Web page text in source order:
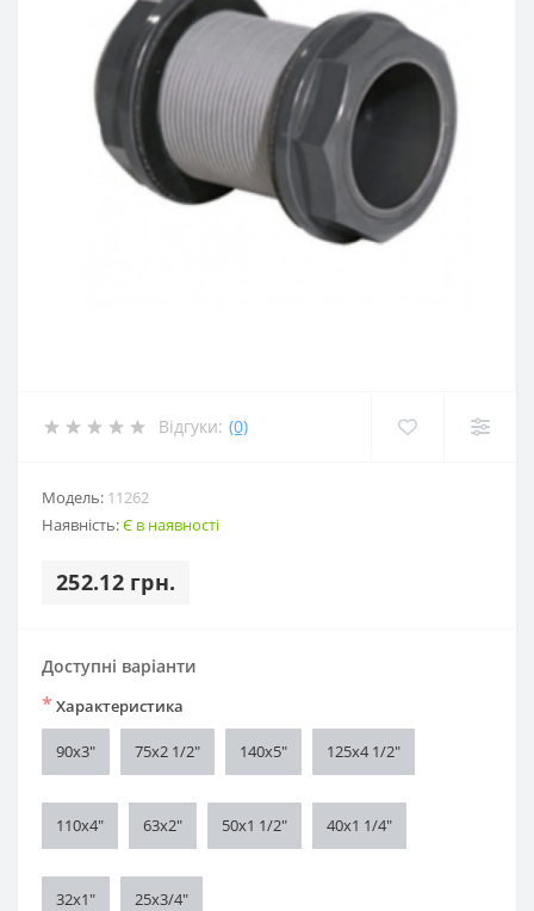
Відгуки: (0)
Модель: 11262
Наявність:Є в наявності
252.12 грн.
Доступні варіанти
* Характеристика
90х3" 75х2 1/2" 140х5" 125х4 1/2"
110х4" 63х2" 50х1 1/2" 40х1 1/4"
32х1" 25х3/4"